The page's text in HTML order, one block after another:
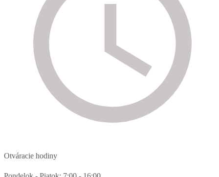
Otváracie hodiny